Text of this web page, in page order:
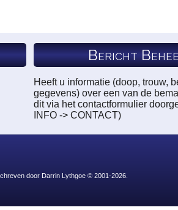
Bericht
Heeft u informatie (doop, trouw,
gegevens) over een van de
dit via het contactformulier
INFO -> CONTACT)
door Darrin Lythgoe © 2001-2026.